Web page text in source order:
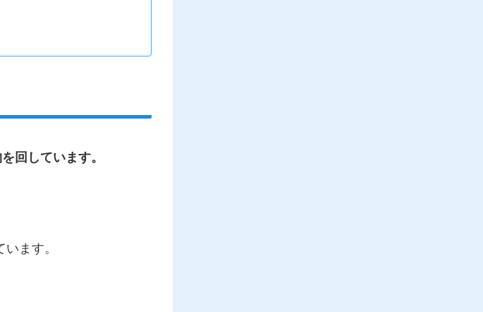
回しています。
ます。